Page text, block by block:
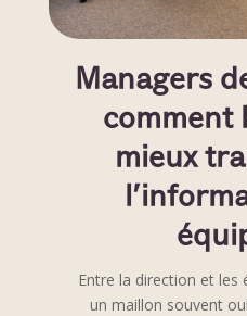
Managers
comment
mieux
Entre la direction et les
un maillon souvent